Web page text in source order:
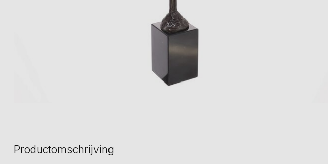
Productomschrijving